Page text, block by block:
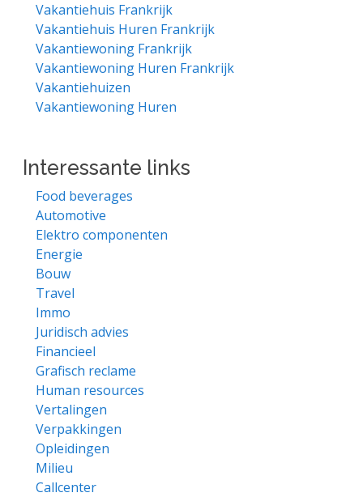
Vakantiehuis Frankrijk
Vakantiehuis Huren Frankrijk
Vakantiewoning Frankrijk
Vakantiewoning Huren Frankrijk
Vakantiehuizen
Vakantiewoning Huren
Interessante links
Food beverages
Automotive
Elektro componenten
Energie
Bouw
Travel
Immo
Juridisch advies
Financieel
Grafisch reclame
Human resources
Vertalingen
Verpakkingen
Opleidingen
Milieu
Callcenter